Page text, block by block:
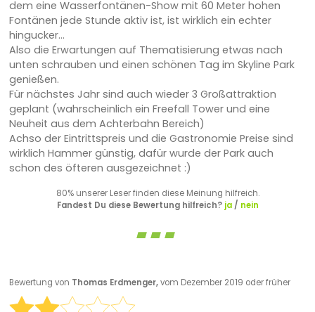
dem eine Wasserfontänen-Show mit 60 Meter hohen
Fontänen jede Stunde aktiv ist, ist wirklich ein echter
hingucker...
Also die Erwartungen auf Thematisierung etwas nach
unten schrauben und einen schönen Tag im Skyline Park
genießen.
Für nächstes Jahr sind auch wieder 3 Großattraktion
geplant (wahrscheinlich ein Freefall Tower und eine
Neuheit aus dem Achterbahn Bereich)
Achso der Eintrittspreis und die Gastronomie Preise sind
wirklich Hammer günstig, dafür wurde der Park auch
schon des öfteren ausgezeichnet :)
80% unserer Leser finden diese Meinung hilfreich.
Fandest Du diese Bewertung hilfreich? ja/ nein
Bewertung von Thomas Erdmenger,vom Dezember 2019 oder früher